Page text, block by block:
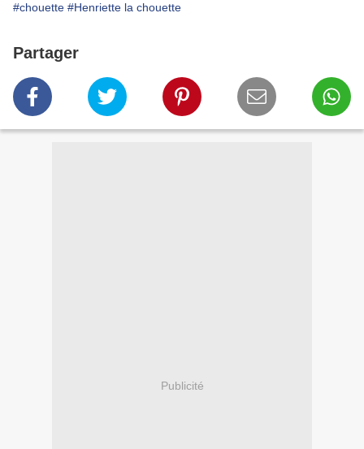
#chouette #Henriette la chouette
Partager
Publicité